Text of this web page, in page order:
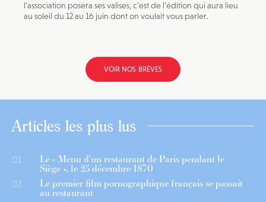
l’association posera ses valises, c’est de l’édition qui aura lieu
au soleil du 12 au 16 juin dont on voulait vous parler.
VOIR NOS BRÈVES
Articles les plus lus
01 Le « Menu d’un restaurant de Paris pendant le
Siège », le 25 décembre 1870
02 Le premier film pornographique français se passait
au restaurant